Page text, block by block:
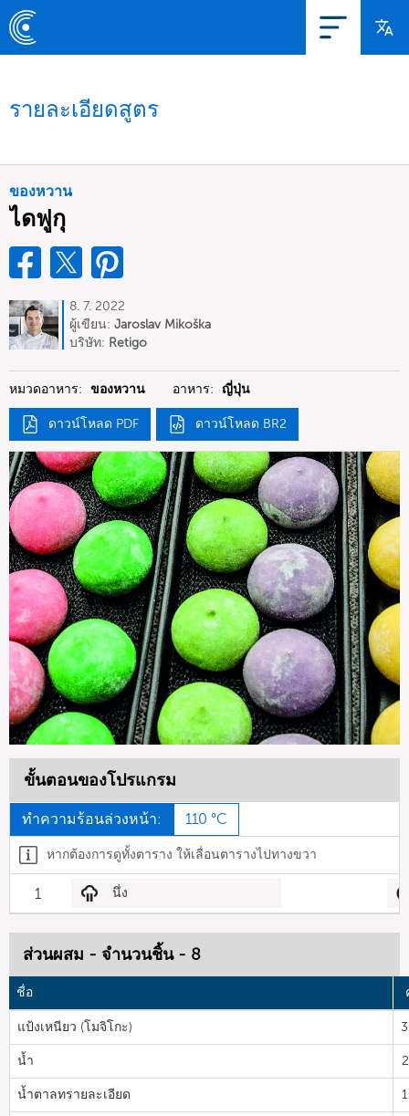
รายละเอียดสูตร
ของหวาน
ไดฟูกุ
8. 7. 2022
ผู้เขียน: Jaroslav Mikoška
บริษัท: Retigo
หมวดอาหาร: ของหวาน อาหาร: ญี่ปุ่น
ดาวน์โหลด PDF ดาวน์โหลด BR2
ขั้นตอนของโปรแกรม
ทำความร้อนล่วงหน้า: 110 °C
หากต้องการดูทั้งตาราง ให้เลื่อนตารางไปทางขวา
1 นึ่ง
ส่วนผสม - จำนวนชิ้น - 8
ชื่อ
แป้งเหนียว (โมจิโกะ)
น้ำ
น้ำตาลทรายละเอียด